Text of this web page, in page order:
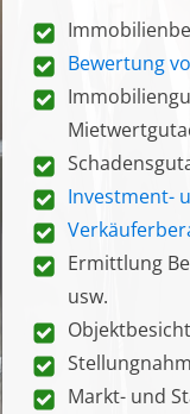
Bewertung
Investment-
Ermittlung
usw.
Markt- und